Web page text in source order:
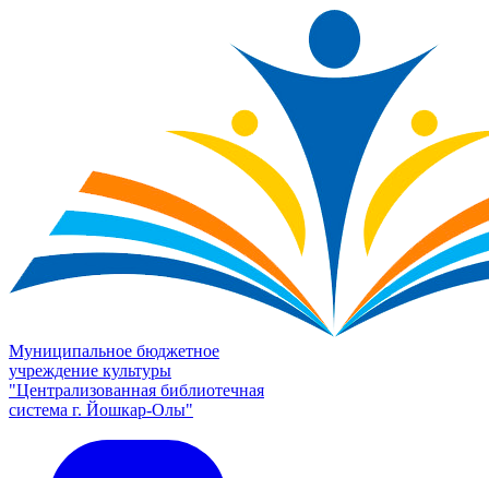
Муниципальное бюджетное
учреждение культуры
"Централизованная библиотечная
система г. Йошкар-Олы"